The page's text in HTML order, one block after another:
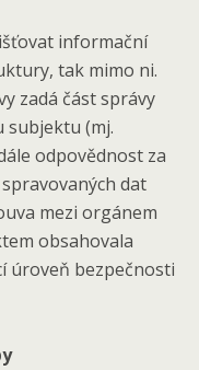
informační
tak mimo ni.
zadá část správy
subjektu (mj.
odpovědnost za
dat
mezi orgánem
obsahovala
úroveň bezpečnosti